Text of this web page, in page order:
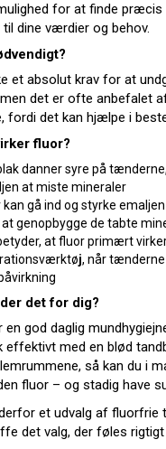
for at finde præcis
dine værdier og behov.
et absolut krav for at
det er ofte anbefalet
fordi det kan hjælpe i
fluor?
danner syre på
at miste mineraler
kan gå ind og styrke
genopbygge de tabte
at fluor primært
j, når
det for dig?
en god daglig
effektivt med en blød
så kan du i
fluor – og stadig have
et udvalg af fluorfrie
det valg, der føles